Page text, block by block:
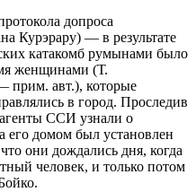
допроса
Курэрару) — в результате
катакомб румынами было
женщинами (Т.
прим. авт.), которые
в город. Проследив
агенты ССИ узнали о
его домом был установлен
они дождались дня, когда
человек, и только потом